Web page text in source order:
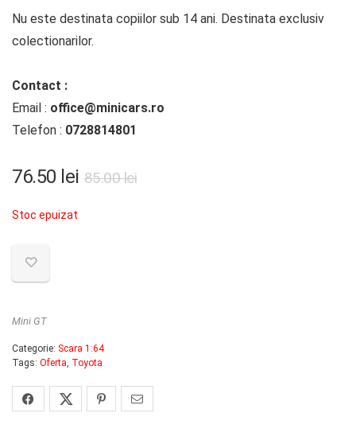
Nu este destinata copiilor sub 14 ani. Destinata exclusiv
colectionarilor.
Contact :
Email : office@minicars.ro
Telefon : 0728814801
85.00lei
76.50 lei
Stoc epuizat
Mini GT
Categorie: Scara 1:64
Tags: Oferta, Toyota